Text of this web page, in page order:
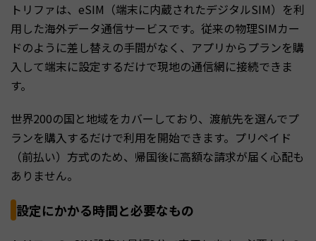
トリファは、eSIM（端末に内蔵されたデジタルSIM）を利
用した海外データ通信サービスです。従来の物理SIMカー
ドのように差し替えの手間がなく、アプリからプランを購
入して端末に設定するだけで現地の通信網に接続できま
す。
世界200の国と地域をカバーしており、渡航先を選んでプ
ランを購入するだけで利用を開始できます。プリペイド
（前払い）方式のため、帰国後に高額な請求が届く心配も
ありません。
設定にかかる時間と必要なもの